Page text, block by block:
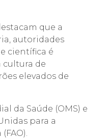
que a
autoridades
científica é
cultura de
elevados de
da Saúde (OMS) e
para a